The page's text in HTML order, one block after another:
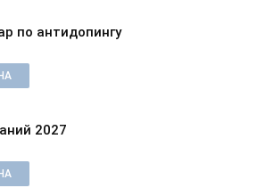
по антидопингу
2027